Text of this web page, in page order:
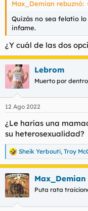
Max_Demian rebuznó:
Quizás no sea felatio
infame.
¿Y cuál de las dos
Lebrom
Muerto por dentro
12 Ago 2022
¿Le harías una
su heterosexualidad?
R
e
a
c
c
i
Sheik Yerbouti, Troy
Max_Demian
Puta rata